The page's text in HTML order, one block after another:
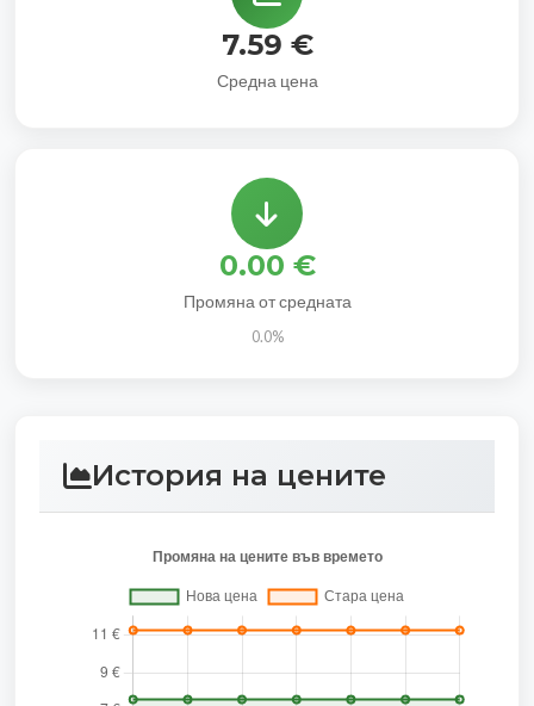
7.59 €
Средна цена
0.00 €
Промяна от средната
0.0%
История на цените